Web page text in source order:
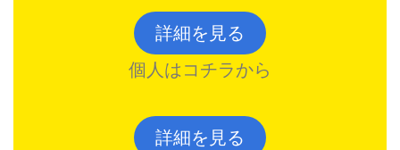
詳細を見る
個人はコチラから
詳細を見る